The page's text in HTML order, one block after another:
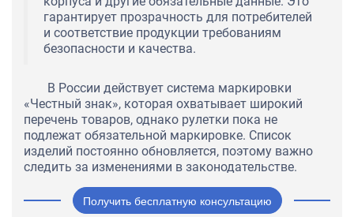
гарантирует прозрачность для потребителей
и соответствие продукции требованиям
безопасности и качества.
В России действует система маркировки
«Честный знак», которая охватывает широкий
перечень товаров, однако рулетки пока не
подлежат обязательной маркировке. Список
изделий постоянно обновляется, поэтому важно
следить за изменениями в законодательстве.
Получить бесплатную консультацию